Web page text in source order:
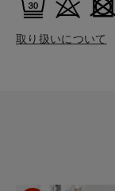
取り扱いについて